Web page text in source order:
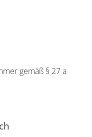
gemäß § 27 a